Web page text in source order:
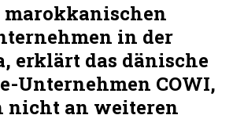
in der
erklärt das dänische
Unternehmen COWI,
nicht an weiteren